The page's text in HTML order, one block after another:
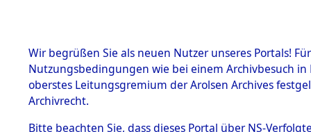
Wir begrüßen Sie als neuen Nutzer unseres Portals!
Nutzungsbedingungen wie bei einem Archivbesuch
oberstes Leitungsgremium der Arolsen Archives
Archivrecht.
Bitte beachten Sie, dass dieses Portal über NS-